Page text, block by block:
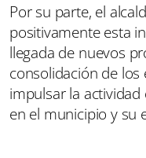
Por su parte, el
positivamente esta
llegada de nuevos
consolidación de los
impulsar la
en el municipio y su